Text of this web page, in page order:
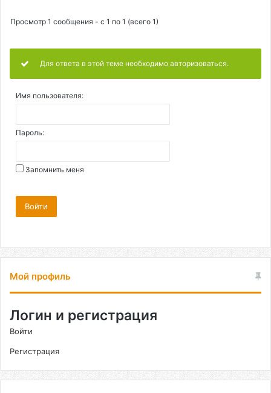
Просмотр 1 сообщения - с 1 по 1 (всего 1)
Для ответа в этой теме необходимо авторизоваться.
Имя пользователя:
Пароль:
Запомнить меня
Войти
Мой профиль
Логин и регистрация
Войти
Регистрация